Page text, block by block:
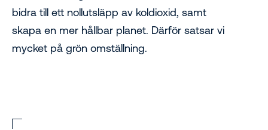
bidra till ett nollutsläpp av koldioxid, samt
skapa en mer hållbar planet. Därför satsar vi
mycket på grön omställning.